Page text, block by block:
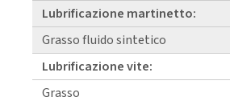
Lubrificazione martinetto:
Grasso fluido sintetico
Lubrificazione vite:
Grasso